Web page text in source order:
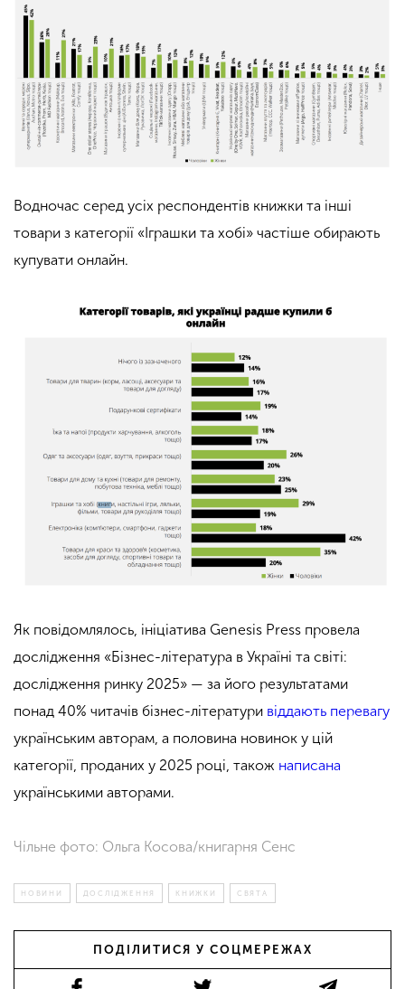
Водночас серед усіх респондентів книжки та інші
товари з категорії «Іграшки та хобі» частіше обирають
купувати онлайн.
Як повідомлялось, ініціатива Genesis Press провела
дослідження «Бізнес-література в Україні та світі:
дослідження ринку 2025» — за його результатами
понад 40% читачів бізнес-літератури віддають перевагу
українським авторам, а половина новинок у цій
категорії, проданих у 2025 році, також написана
українськими авторами.
Чільне фото: Ольга Косова/книгарня Сенс
НОВИНИ ДОСЛІДЖЕННЯ КНИЖКИ СВЯТА
ПОДІЛИТИСЯ У СОЦМЕРЕЖАХ